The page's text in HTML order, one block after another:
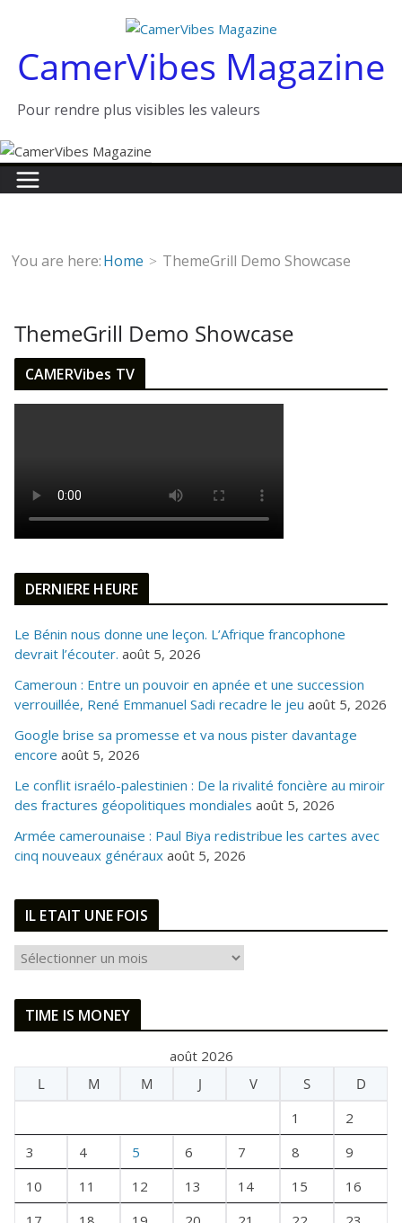
contenuCamerVibes Magazine
Pour rendre plus visibles les valeurs
You are here:Home ThemeGrill Demo Showcase
ThemeGrill Demo Showcase
CAMERVibes TV
DERNIERE HEURE
Le Bénin nous donne une leçon. L’Afrique francophone
devrait l’écouter. août 5, 2026
Cameroun : Entre un pouvoir en apnée et une succession
verrouillée, René Emmanuel Sadi recadre le jeu août 5, 2026
Google brise sa promesse et va nous pister davantage
encore août 5, 2026
Le conflit israélo-palestinien : De la rivalité foncière au miroir
des fractures géopolitiques mondiales août 5, 2026
Armée camerounaise : Paul Biya redistribue les cartes avec
cinq nouveaux généraux août 5, 2026
IL ETAIT UNE FOIS
E
I
U
F
TIME IS MONEY
août 2026
L
M M J V S
D
1
2
3
4 5 6 7 8
9
10
11 12 13 14 15
16